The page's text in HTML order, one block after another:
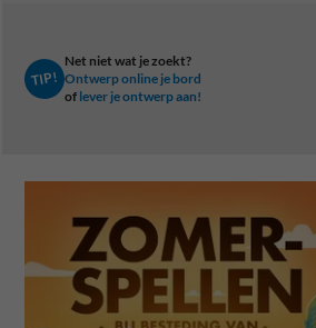
TIP!
Net niet wat je zoekt?
Ontwerp online je bord
of lever je ontwerp aan!